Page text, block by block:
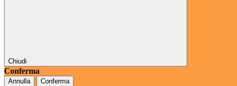
Chiudi
Conferma
Annulla Conferma